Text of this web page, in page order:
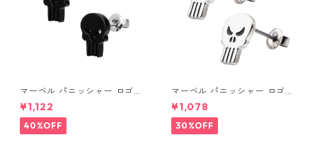
マーベル パニッシャー ロゴス
タッドピアス ブラック MARV
EL
¥1,122
40%OFF
マーベル パニッシャー ロゴス
タッドピアス シルバー MARV
EL
¥1,078
30%OFF